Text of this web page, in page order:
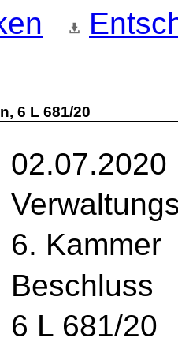
6 L 681/20
02.07.2020
6. Kammer
Beschluss
6 L 681/20